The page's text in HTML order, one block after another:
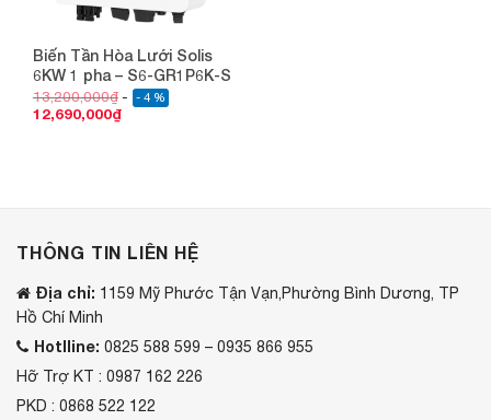
Biến Tần Hòa Lưới Solis
6KW 1 pha – S6-GR1P6K-S
13,200,000₫ - 4 %
12,690,000₫
THÔNG TIN LIÊN HỆ
Địa chỉ: 1159 Mỹ Phước Tận Vạn,Phường Bình Dương, TP
Hồ Chí Minh
Hotlline: 0825 588 599 – 0935 866 955
Hỡ Trợ KT : 0987 162 226
PKD : 0868 522 122